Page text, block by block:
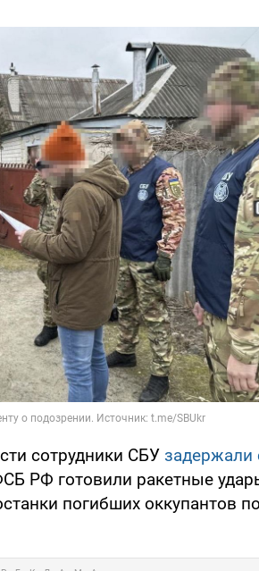
сотрудники СБУ
РФ готовили ракетные
погибших оккупантов